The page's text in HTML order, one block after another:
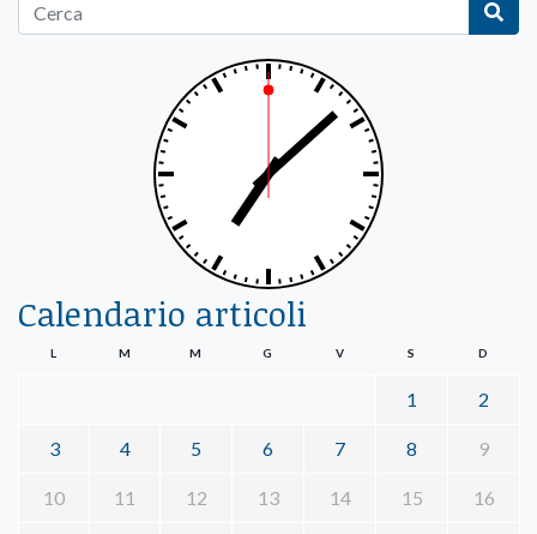
Calendario articoli
L M M G V S D
1 2
3 4 5 6 7 8 9
10 11 12 13 14 15 16